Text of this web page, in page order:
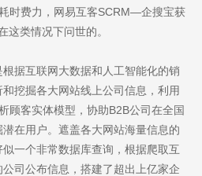
时费力，网易互客SCRM—企搜宝获
这类情况下问世的。
据互联网大数据和人工智能化的销
挖掘各大网站线上公司信息，利用
顾客实体模型，协助B2B公司在全国
在用户。遮盖各大网站海量信息的
一个非常数据库查询，根据爬取互
司公布信息，搭建了超出上亿家企